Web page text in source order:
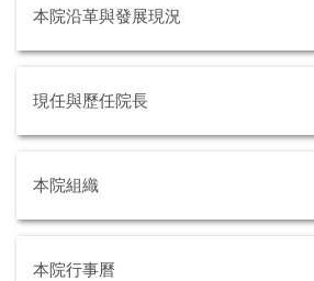
本院沿革與發展現況
現任與歷任院長
本院組織
本院行事曆